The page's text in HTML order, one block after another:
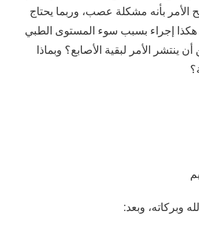
الأمر بأنه مشكلة عصب، وربما يحتاج
هكذا إجراء بسبب سوء المستوى الطبي
الأمر لبقية الأصابع؟ وبماذا
وبركاته، وبعد: